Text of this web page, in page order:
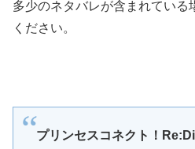
多少のネタバレが含まれている
ください。
プリンセスコネクト！